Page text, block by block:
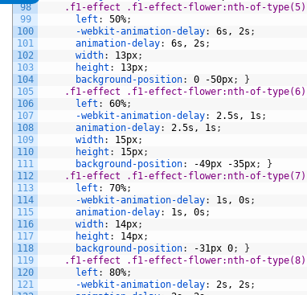
98
99
100
101
102
103
104
105
106
107
108
109
110
111
112
113
114
115
116
117
118
119
120
121
.f1-effect .f1-effect-flower:nth-of-type(5)
left : 50%;
-webkit-animation-delay: 6s, 2s ;
animation-delay: 6s, 2s ;
width: 13px;
height : 13px;
background-position: 0 -50px;
}
.f1-effect .f1-effect-flower:nth-of-type(6)
left : 60%;
-webkit-animation-delay: 2.5s, 1s ;
animation-delay: 2.5s, 1s ;
width: 15px;
height : 15px;
background-position: -49px -35px;
}
.f1-effect .f1-effect-flower:nth-of-type(7)
left : 70%;
-webkit-animation-delay: 1s, 0s ;
animation-delay: 1s, 0s ;
width: 14px;
height : 14px;
background-position: -31px 0;
}
.f1-effect .f1-effect-flower:nth-of-type(8)
left : 80%;
-webkit-animation-delay: 2s, 2s ;